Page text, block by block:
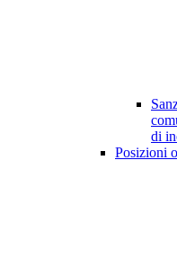
di
Posizioni